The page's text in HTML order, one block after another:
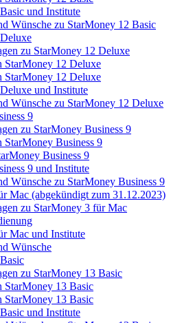
und Institute
Wünsche zu StarMoney 12 Basic
zu StarMoney 12 Deluxe
12 Deluxe
12 Deluxe
und Institute
Wünsche zu StarMoney 12 Deluxe
9
zu StarMoney Business 9
Business 9
Business 9
9 und Institute
Wünsche zu StarMoney Business 9
Mac (abgekündigt zum 31.12.2023)
zu StarMoney 3 für Mac
Mac und Institute
Wünsche
zu StarMoney 13 Basic
13 Basic
13 Basic
und Institute